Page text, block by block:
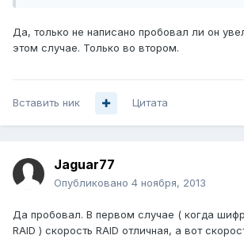
Да, только не написано пробовал ли он
этом случае. Только во втором.
Вставить ник Цитата
Jaguar77
Опубликовано 4 ноября, 2013
Да пробовал. В первом случае ( когда
RAID ) скорость RAID отличная, а вот